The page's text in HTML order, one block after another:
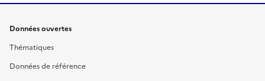
Données ouvertes
Thématiques
Données de référence